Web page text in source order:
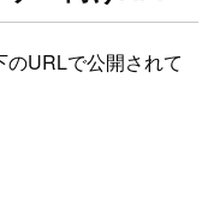
URLで公開されて